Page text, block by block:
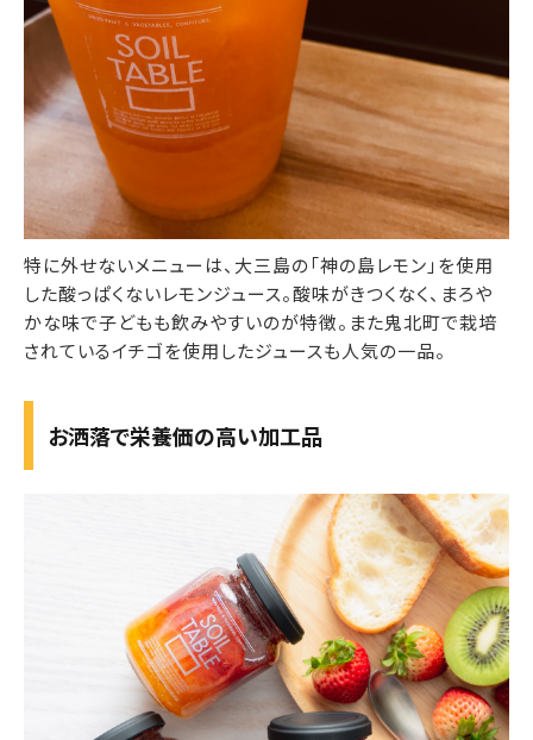
特に外せないメニューは、大三島の「神の島レモン」を使用
した酸っぱくないレモンジュース。酸味がきつくなく、まろや
かな味で子どもも飲みやすいのが特徴。また鬼北町で栽培
されているイチゴを使用したジュースも人気の一品。
お洒落で栄養価の高い加工品